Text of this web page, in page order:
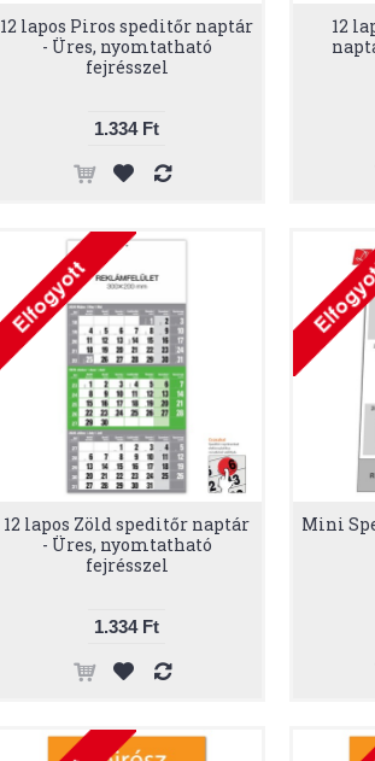
12 lapos Piros speditőr naptár
- Üres, nyomtatható
fejrésszel
1.334 Ft
12
12 lapos Zöld speditőr naptár
- Üres, nyomtatható
fejrésszel
1.334 Ft
Mini